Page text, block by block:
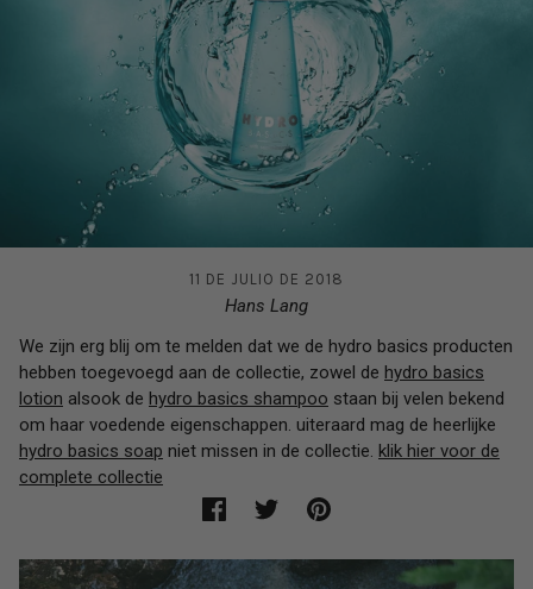
11 DE JULIO DE 2018
Hans Lang
We zijn erg blij om te melden dat we de hydro basics producten
hebben toegevoegd aan de collectie, zowel de hydro basics
lotion alsook de hydro basics shampoo staan bij velen bekend
om haar voedende eigenschappen. uiteraard mag de heerlijke
hydro basics soap niet missen in de collectie. klik hier voor de
complete collectie